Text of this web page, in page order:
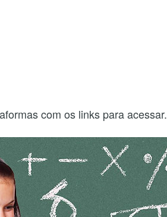
com os links para acessar.